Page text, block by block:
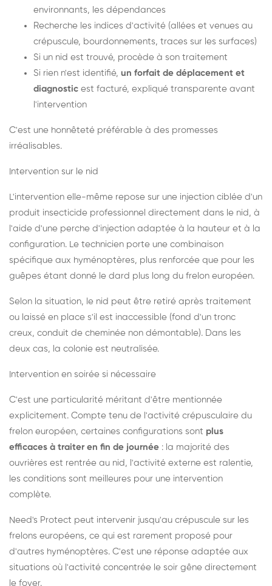
environnants, les dépendances
Recherche les indices d'activité (allées et venues au
crépuscule, bourdonnements, traces sur les surfaces)
Si un nid est trouvé, procède à son traitement
Si rien n'est identifié, un forfait de déplacement et
diagnostic est facturé, expliqué transparente avant
l'intervention
C'est une honnêteté préférable à des promesses
irréalisables.
Intervention sur le nid
L'intervention elle-même repose sur une injection ciblée d'un
produit insecticide professionnel directement dans le nid, à
l'aide d'une perche d'injection adaptée à la hauteur et à la
configuration. Le technicien porte une combinaison
spécifique aux hyménoptères, plus renforcée que pour les
guêpes étant donné le dard plus long du frelon européen.
Selon la situation, le nid peut être retiré après traitement
ou laissé en place s'il est inaccessible (fond d'un tronc
creux, conduit de cheminée non démontable). Dans les
deux cas, la colonie est neutralisée.
Intervention en soirée si nécessaire
C'est une particularité méritant d'être mentionnée
explicitement. Compte tenu de l'activité crépusculaire du
frelon européen, certaines configurations sont plus
efficaces à traiter en fin de journée : la majorité des
ouvrières est rentrée au nid, l'activité externe est ralentie,
les conditions sont meilleures pour une intervention
complète.
Need's Protect peut intervenir jusqu'au crépuscule sur les
frelons européens, ce qui est rarement proposé pour
d'autres hyménoptères. C'est une réponse adaptée aux
situations où l'activité concentrée le soir gêne directement
le foyer.